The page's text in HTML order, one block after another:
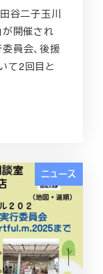
谷二子玉川
が開催され
員会、後援
て2回目と
ニュース